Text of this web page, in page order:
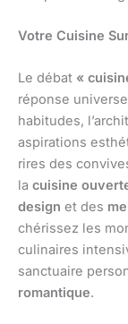
Votre Cuisine
Le débat «
réponse
habitudes,
aspirations
rires des
la cuisine
design et des
chérissez les
culinaires
sanctuaire
romantique.